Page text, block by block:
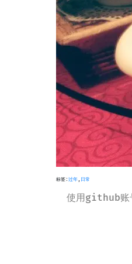
标签: 过年 , 日常
使用github账